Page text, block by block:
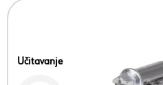
Učitavanje